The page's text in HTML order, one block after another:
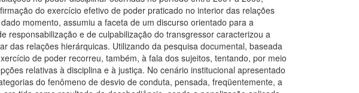
do exercício efetivo de poder praticado no interior das relações
momento, assumiu a faceta de um discurso orientado para a
responsabilização e de culpabilização do transgressor caracterizou a
das relações hierárquicas. Utilizando da pesquisa documental, baseada
de poder recorreu, também, à fala dos sujeitos, tentando, por meio
relativas à disciplina e à justiça. No cenário institucional apresentado
do fenômeno de desvio de conduta, pensada, freqüentemente, a